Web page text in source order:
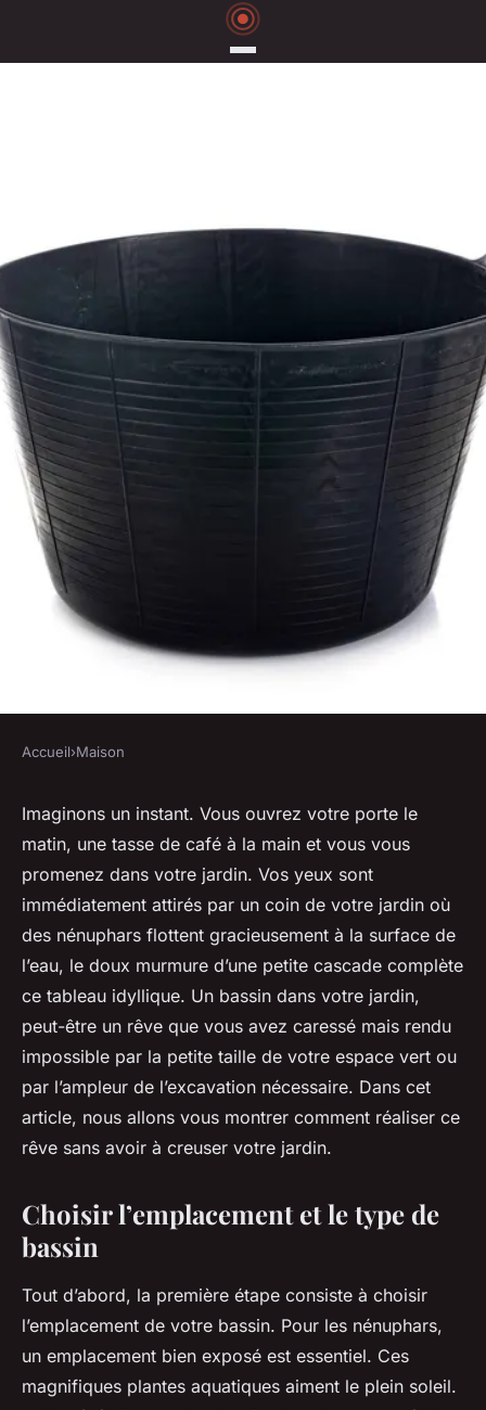
Comment créer un bassin de
nénuphars dans un jardin de
petite taille sans excavation ?
Tom •30 avril 2024•5 min de lecture
Accueil›Maison
Imaginons un instant. Vous ouvrez votre porte le
matin, une tasse de café à la main et vous vous
promenez dans votre jardin. Vos yeux sont
immédiatement attirés par un coin de votre jardin où
des nénuphars flottent gracieusement à la surface de
l’eau, le doux murmure d’une petite cascade complète
ce tableau idyllique. Un bassin dans votre jardin,
peut-être un rêve que vous avez caressé mais rendu
impossible par la petite taille de votre espace vert ou
par l’ampleur de l’excavation nécessaire. Dans cet
article, nous allons vous montrer comment réaliser ce
rêve sans avoir à creuser votre jardin.
Choisir l’emplacement et le type de
bassin
Tout d’abord, la première étape consiste à choisir
l’emplacement de votre bassin. Pour les nénuphars,
un emplacement bien exposé est essentiel. Ces
magnifiques plantes aquatiques aiment le plein soleil.